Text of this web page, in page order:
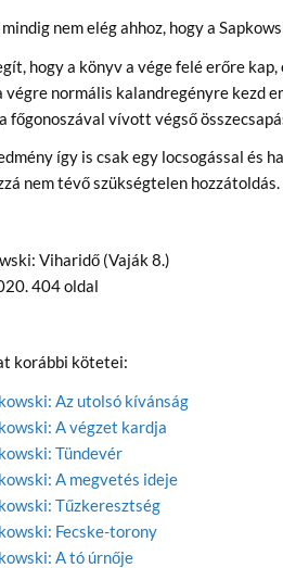
mindig nem elég ahhoz, hogy a
hogy a könyv a vége felé erőre
végre normális kalandregényre kezd
főgonoszával vívott végső
így is csak egy locsogással és
nem tévő szükségtelen hozzátoldás.
Viharidő (Vaják 8.)
404 oldal
korábbi kötetei:
Az utolsó kívánság
A végzet kardja
Tündevér
A megvetés ideje
Tűzkeresztség
Fecske-torony
A tó úrnője